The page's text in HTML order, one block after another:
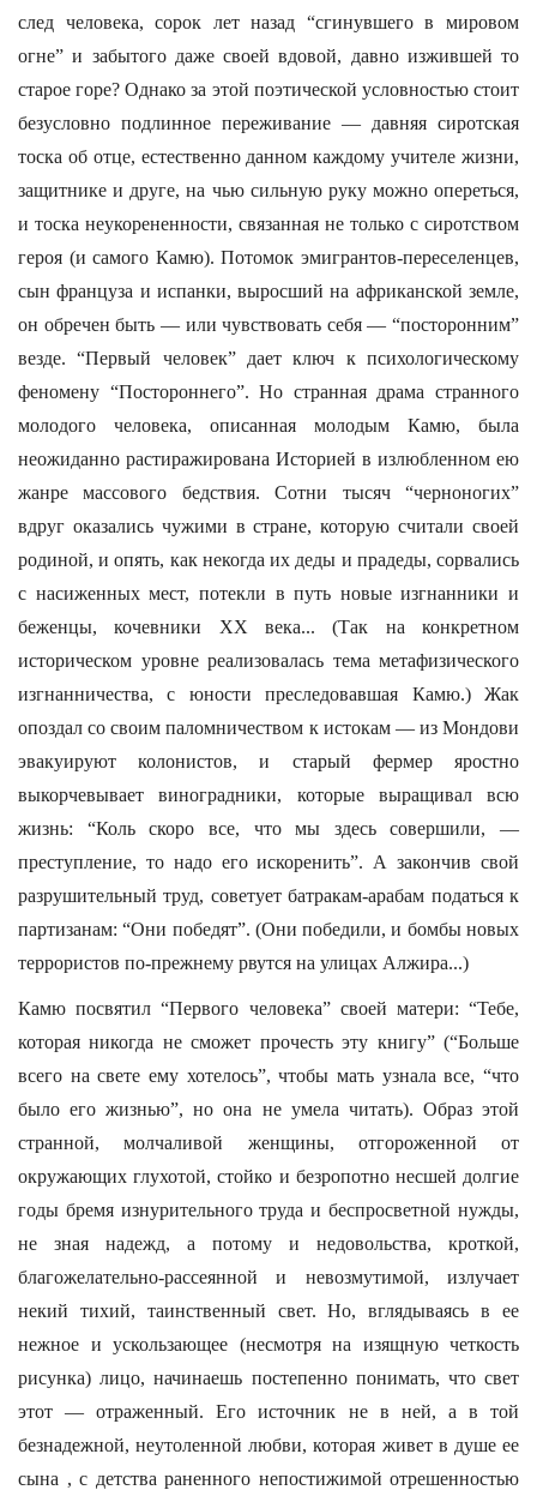
след человека, сорок лет назад “сгинувшего в мировом
огне” и забытого даже своей вдовой, давно изжившей то
старое горе? Однако за этой поэтической условностью стоит
безусловно подлинное переживание — давняя сиротская
тоска об отце, естественно данном каждому учителе жизни,
защитнике и друге, на чью сильную руку можно опереться,
и тоска неукорененности, связанная не только с сиротством
героя (и самого Камю). Потомок эмигрантов-переселенцев,
сын француза и испанки, выросший на африканской земле,
он обречен быть — или чувствовать себя — “посторонним”
везде. “Первый человек” дает ключ к психологическому
феномену “Постороннего”. Но странная драма странного
молодого человека, описанная молодым Камю, была
неожиданно растиражирована Историей в излюбленном ею
жанре массового бедствия. Сотни тысяч “черноногих”
вдруг оказались чужими в стране, которую считали своей
родиной, и опять, как некогда их деды и прадеды, сорвались
с насиженных мест, потекли в путь новые изгнанники и
беженцы, кочевники XX века... (Так на конкретном
историческом уровне реализовалась тема метафизического
изгнанничества, с юности преследовавшая Камю.) Жак
опоздал со своим паломничеством к истокам — из Мондови
эвакуируют колонистов, и старый фермер яростно
выкорчевывает виноградники, которые выращивал всю
жизнь: “Коль скоро все, что мы здесь совершили, —
преступление, то надо его искоренить”. А закончив свой
разрушительный труд, советует батракам-арабам податься к
партизанам: “Они победят”. (Они победили, и бомбы новых
террористов по-прежнему рвутся на улицах Алжира...)
Камю посвятил “Первого человека” своей матери: “Тебе,
которая никогда не сможет прочесть эту книгу” (“Больше
всего на свете ему хотелось”, чтобы мать узнала все, “что
было его жизнью”, но она не умела читать). Образ этой
странной, молчаливой женщины, отгороженной от
окружающих глухотой, стойко и безропотно несшей долгие
годы бремя изнурительного труда и беспросветной нужды,
не зная надежд, а потому и недовольства, кроткой,
благожелательно-рассеянной и невозмутимой, излучает
некий тихий, таинственный свет. Но, вглядываясь в ее
нежное и ускользающее (несмотря на изящную четкость
рисунка) лицо, начинаешь постепенно понимать, что свет
этот — отраженный. Его источник не в ней, а в той
безнадежной, неутоленной любви, которая живет в душе ее
сына , с детства раненного непостижимой отрешенностью